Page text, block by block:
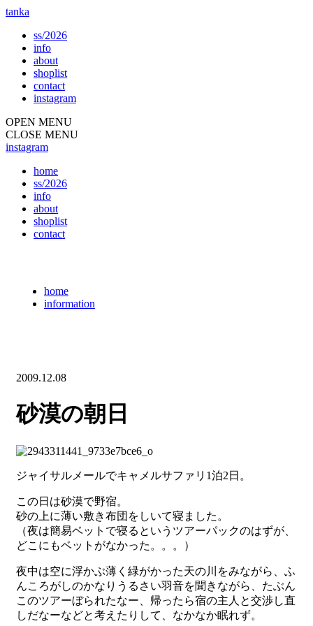
tanka
ss/2026
info
about
shoplist
contact
instagram
OPEN MENU
CLOSE MENU
instagram
home
ss/2026
info
about
shoplist
contact
home
information
2009.12.08
砂漠の朝日
ジャイサルメールでキャメルサファリ1泊2日。
この日は砂漠で野宿。
砂の上に薄い敷き布団をしいて寝ました。
（夜は簡易ベットで寝るというツアーパックのはずが、
どこにもベットがなかった。。。）
夜中は空に浮かぶ薄く緑がかった天の川をみながら、ふ
んころがしのかなりうるさい羽音を聞きながら、たぶん
このツアーぼられたなー、帰ったら宿の主人と交渉し直
しだなーなどと考えたりして、なかなか眠れず。